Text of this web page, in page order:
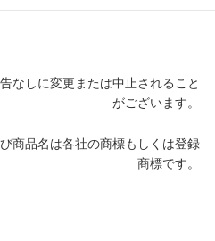
なしに変更または中止されること
がございます。
商品名は各社の商標もしくは登録
商標です。